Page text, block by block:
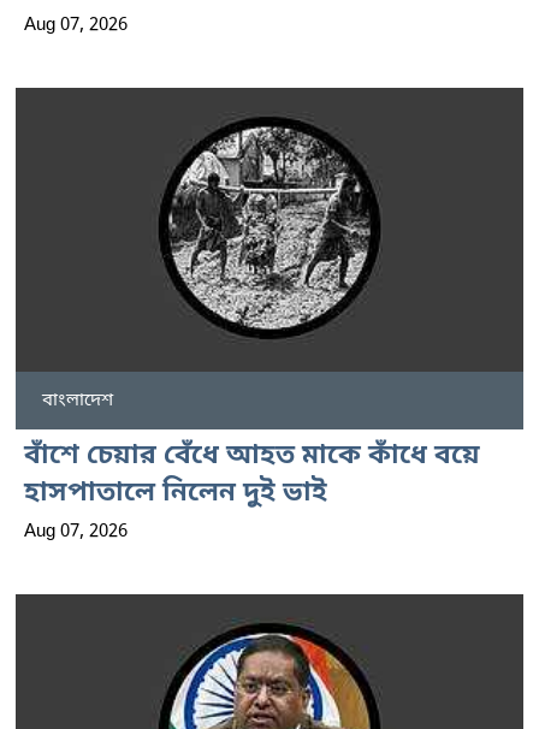
Aug 07, 2026
বাংলাদেশ
বাঁশে চেয়ার বেঁধে আহত মাকে কাঁধে বয়ে
হাসপাতালে নিলেন দুই ভাই
Aug 07, 2026